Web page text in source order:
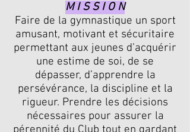
M I S S I O N
Faire de la gymnastique un sport
amusant, motivant et sécuritaire
permettant aux jeunes d’acquérir
une estime de soi, de se
dépasser, d’apprendre la
persévérance, la discipline et la
rigueur. Prendre les décisions
nécessaires pour assurer la